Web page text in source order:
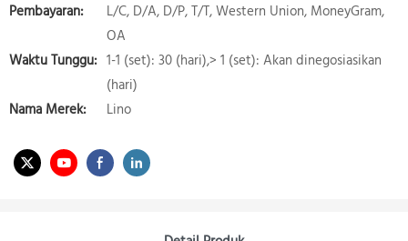
Pembayaran:
L/C, D/A, D/P, T/T, Western Union, MoneyGram,
OA
Waktu Tunggu: 1-1 (set): 30 (hari),> 1 (set): Akan dinegosiasikan
(hari)
Nama Merek:
Lino